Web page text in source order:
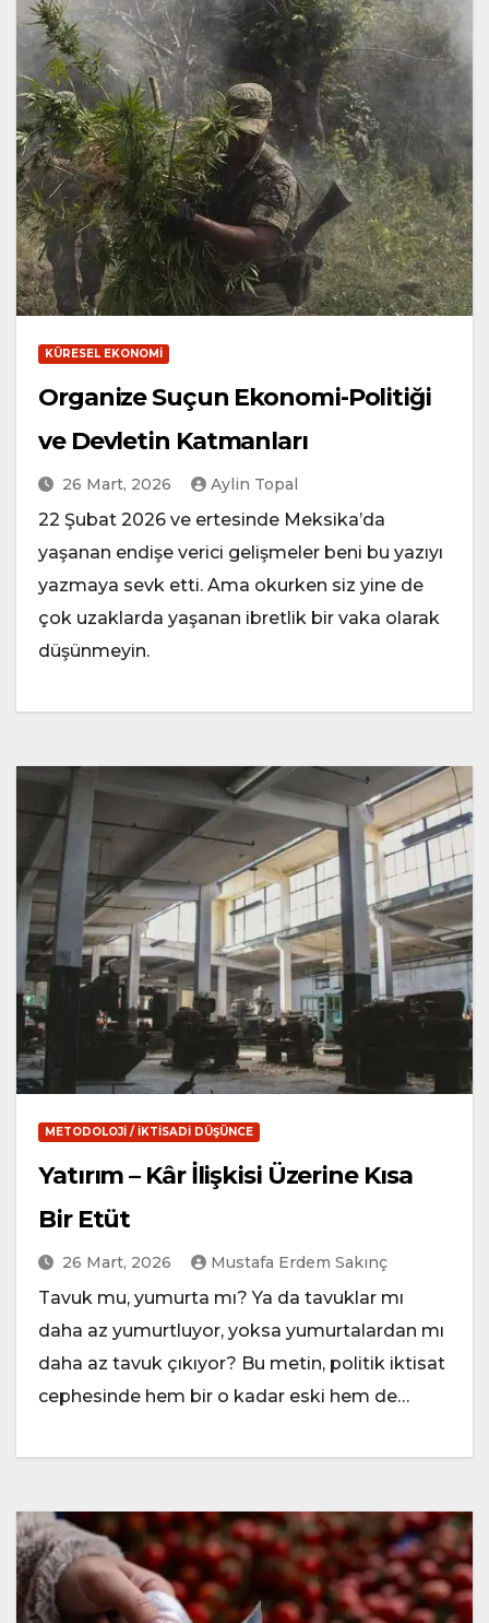
KÜRESEL EKONOMI
Organize Suçun Ekonomi-Politiği
ve Devletin Katmanları
26 Mart, 2026 Aylin Topal
22 Şubat 2026 ve ertesinde Meksika’da
yaşanan endişe verici gelişmeler beni bu yazıyı
yazmaya sevk etti. Ama okurken siz yine de
çok uzaklarda yaşanan ibretlik bir vaka olarak
düşünmeyin.
METODOLOJI / İKTISADI DÜŞÜNCE
Yatırım – Kâr İlişkisi Üzerine Kısa
Bir Etüt
26 Mart, 2026 Mustafa Erdem Sakınç
Tavuk mu, yumurta mı? Ya da tavuklar mı
daha az yumurtluyor, yoksa yumurtalardan mı
daha az tavuk çıkıyor? Bu metin, politik iktisat
cephesinde hem bir o kadar eski hem de…